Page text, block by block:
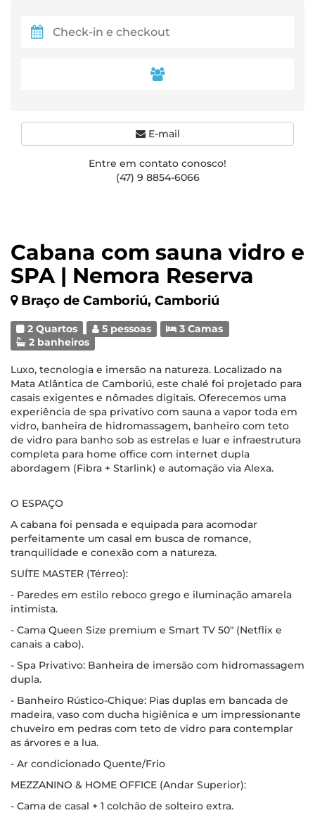
Cabana com sauna vidro e
SPA | Nemora Reserva
Braço de Camboriú, Camboriú
2 Quartos 5 pessoas
3 Camas
2 banheiros
Luxo, tecnologia e imersão na natureza. Localizado na
Mata Atlântica de Camboriú, este chalé foi projetado para
casais exigentes e nômades digitais. Oferecemos uma
experiência de spa privativo com sauna a vapor toda em
vidro, banheira de hidromassagem, banheiro com teto
de vidro para banho sob as estrelas e luar e infraestrutura
completa para home office com internet dupla
abordagem (Fibra + Starlink) e automação via Alexa.
O ESPAÇO
A cabana foi pensada e equipada para acomodar
perfeitamente um casal em busca de romance,
tranquilidade e conexão com a natureza.
SUÍTE MASTER (Térreo):
- Paredes em estilo reboco grego e iluminação amarela
intimista.
- Cama Queen Size premium e Smart TV 50" (Netflix e
canais a cabo).
- Spa Privativo: Banheira de imersão com hidromassagem
dupla.
- Banheiro Rústico-Chique: Pias duplas em bancada de
madeira, vaso com ducha higiênica e um impressionante
chuveiro em pedras com teto de vidro para contemplar
as árvores e a lua.
- Ar condicionado Quente/Frio
MEZZANINO & HOME OFFICE (Andar Superior):
- Cama de casal + 1 colchão de solteiro extra.
E-mail
Entre em contato conosco!
(47) 9 8854-6066